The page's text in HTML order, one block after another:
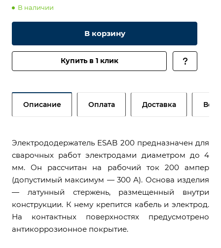
В наличии
В корзину
Купить в 1 клик
Описание Оплата Доставка
Электрододержатель ESAB 200 предназначен для
сварочных работ электродами диаметром до 4
мм. Он рассчитан на рабочий ток 200 ампер
(допустимый максимум — 300 А). Основа изделия
— латунный стержень, размещенный внутри
конструкции. К нему крепится кабель и электрод.
На контактных поверхностях предусмотрено
антикоррозионное покрытие.